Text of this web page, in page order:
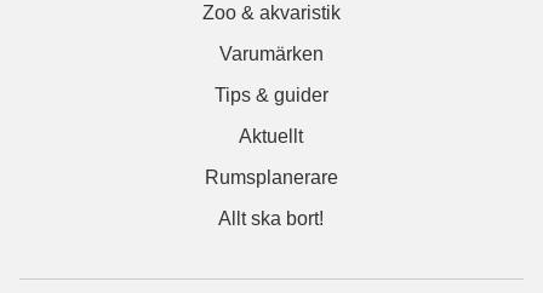
Zoo & akvaristik
Varumärken
Tips & guider
Aktuellt
Rumsplanerare
Allt ska bort!